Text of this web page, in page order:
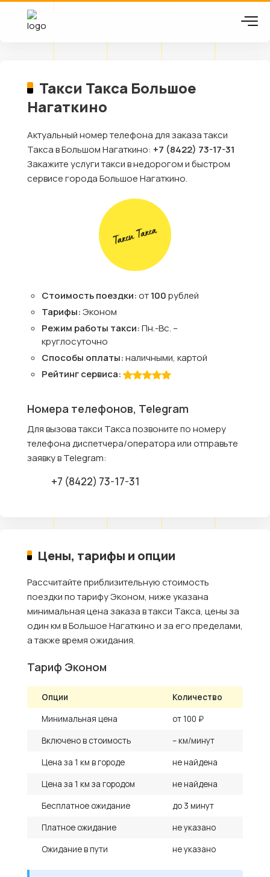
Такси Такса Большое
Нагаткино
Актуальный номер телефона для заказа такси
Такса в Большом Нагаткино: +7 (8422) 73-17-31
Закажите услуги такси в недорогом и быстром
сервисе города Большое Нагаткино.
Стоимость поездки:от100рублей
Тарифы:Эконом
Режим работы такси:Пн.-Вс. –
круглосуточно
Способы оплаты:наличными, картой
Рейтинг сервиса:
Номера телефонов, Telegram
Для вызова такси Такса позвоните по номеру
телефона диспетчера/оператора или отправьте
заявку в Telegram:
+7 (8422) 73-17-31
Цены, тарифы и опции
Рассчитайте приблизительную стоимость
поездки по тарифу Эконом, ниже указана
минимальная цена заказа в такси Такса, цены за
один км в Большое Нагаткино и за его пределами,
а также время ожидания.
Тариф Эконом
Опции
Количество
Минимальная цена
от 100 ₽
Включено в стоимость
– км/минут
Цена за 1 км в городе
не найдена
Цена за 1 км за городом
не найдена
Бесплатное ожидание
до 3 минут
Платное ожидание
не указано
Ожидание в пути
не указано